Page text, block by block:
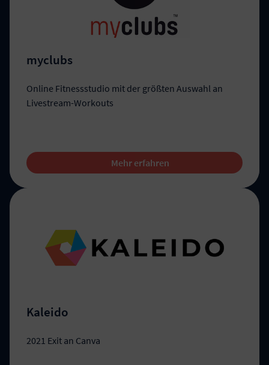
myclubs
Online Fitnessstudio mit der größten Auswahl an
Livestream-Workouts
Mehr erfahren
Kaleido
2021 Exit an Canva